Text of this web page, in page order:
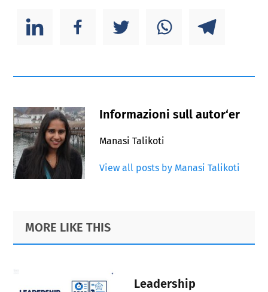
Informazioni sull autor‘er
Manasi Talikoti
View all posts by Manasi Talikoti
Primary
Sidebar
Footer
MORE LIKE THIS
Leadership